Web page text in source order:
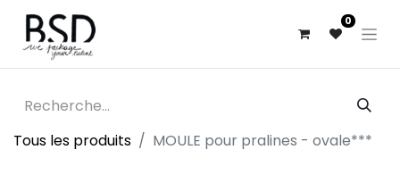
0
Tous les produits MOULE pour pralines - ovale***